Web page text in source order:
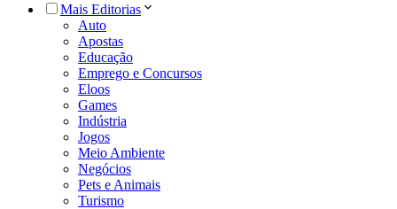
Mais Editorias
Auto
Apostas
Educação
Emprego e Concursos
Eloos
Games
Indústria
Jogos
Meio Ambiente
Negócios
Pets e Animais
Turismo